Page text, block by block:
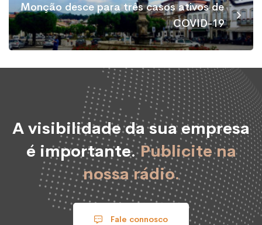
Monção desce para três casos ativos de
COVID-19
A visibilidade da sua empresa
é importante.Publicite na
nossa rádio.
Fale connosco